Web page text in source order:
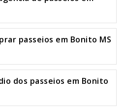
passeios em Bonito MS
dos passeios em Bonito